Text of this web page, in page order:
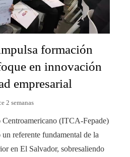
formación
en innovación
empresarial
2 semanas
(ITCA-Fepade)
referente fundamental de la
en El Salvador, sobresaliendo